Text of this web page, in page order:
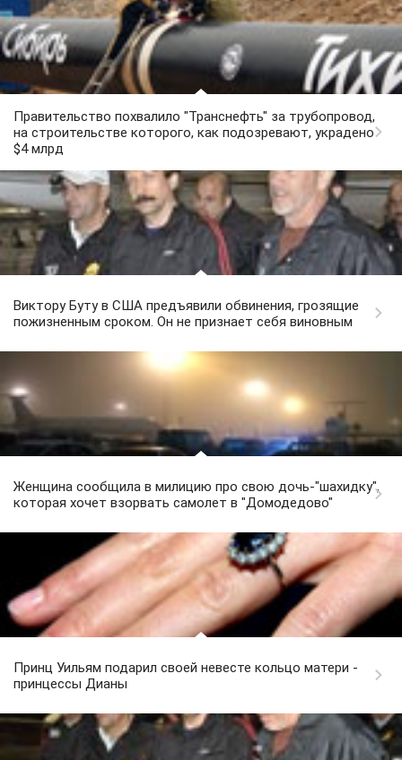
Правительство похвалило "Транснефть" за трубопровод,
на строительстве которого, как подозревают, украдено
$4 млрд
Виктору Буту в США предъявили обвинения, грозящие
пожизненным сроком. Он не признает себя виновным
Женщина сообщила в милицию про свою дочь-"шахидку",
которая хочет взорвать самолет в "Домодедово"
Принц Уильям подарил своей невесте кольцо матери -
принцессы Дианы